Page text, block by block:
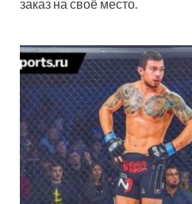
заказ на своё место.